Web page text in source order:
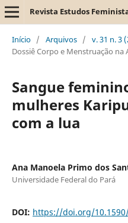
Revista Estudos
Início / Arquivos / v. 31 n. 3
Dossiê Corpo e Menstruação na
Sangue
mulheres
com a lua
Ana Manoela Primo dos
Universidade Federal do Pará
DOI: https://doi.org/